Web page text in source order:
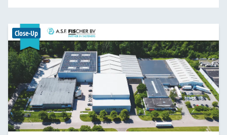
Close-Up